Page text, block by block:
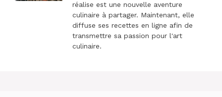
réalise est une nouvelle aventure
culinaire à partager. Maintenant, elle
diffuse ses recettes en ligne afin de
transmettre sa passion pour l'art
culinaire.